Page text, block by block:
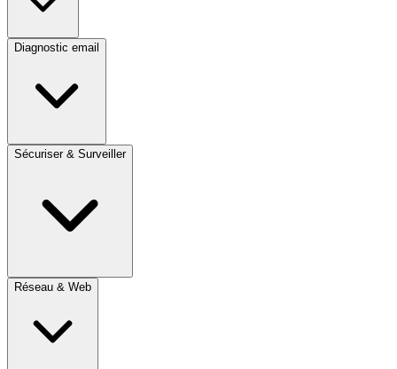
Diagnostic email
Sécuriser & Surveiller
Réseau & Web